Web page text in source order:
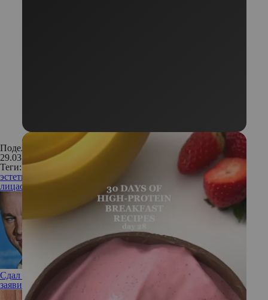
Поделиться:
29.03.2023
Теги:
эстетика
косметология
омоложение
лицаомоложение кожи подтяжка лица
Сдал назад: в разгар романа с Зои Кравиц Ченнинг Татум
заявил, что не готов снова жениться